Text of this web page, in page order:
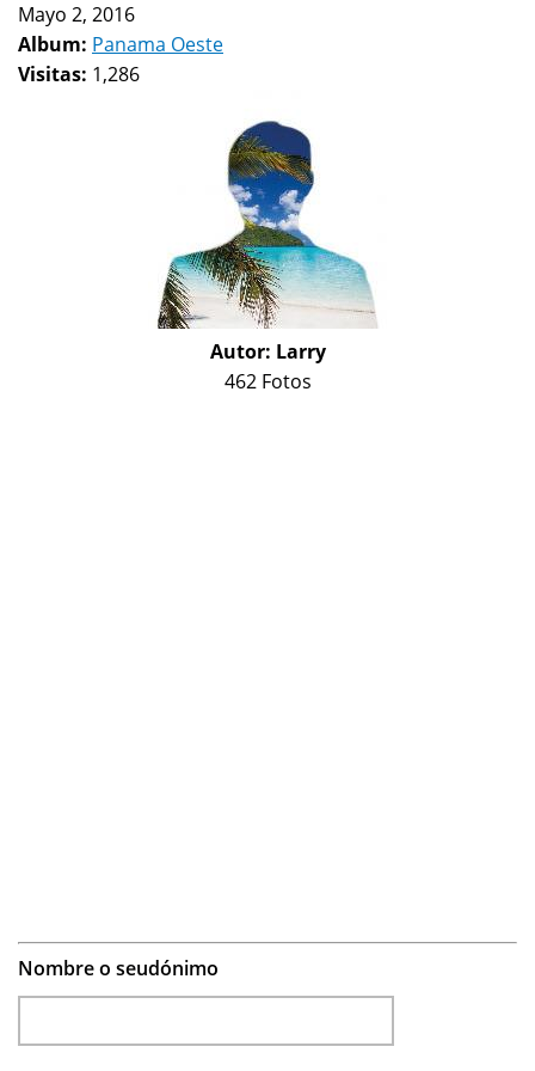
Mayo 2, 2016
Album: Panama Oeste
Visitas: 1,286
Autor: Larry
462 Fotos
Nombre o seudónimo